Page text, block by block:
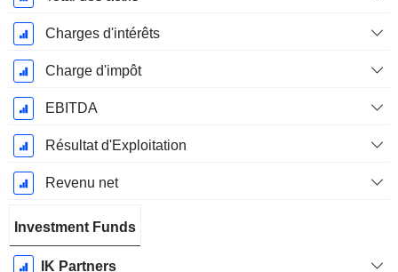
Charges d'intérêts
Charge d'impôt
EBITDA
Résultat d'Exploitation
Revenu net
Investment Funds
IK Partners